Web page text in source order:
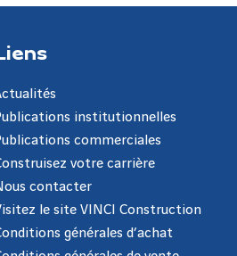
institutionnelles
commerciales
votre carrière
contacter
le site VINCI Construction
générales d’achat